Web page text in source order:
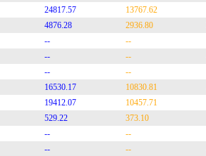
24817.57 13767.62
4876.28 2936.80
-- --
-- --
-- --
16530.17 10830.81
19412.07 10457.71
529.22 373.10
-- --
-- --